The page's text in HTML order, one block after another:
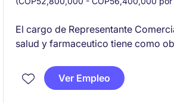
El cargo de Representante
salud y farmaceutico tiene como
con los clientes en Bogotá. El
responsable de cumplir con las
Ver Empleo